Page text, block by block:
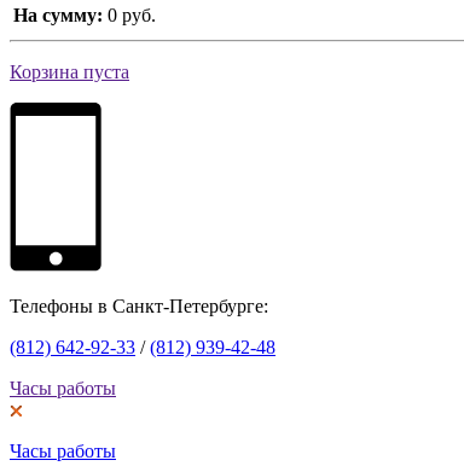
На сумму: 0 руб.
Корзина пуста
Телефоны в Санкт-Петербурге:
(812) 642-92-33 /(812) 939-42-48
Часы работы
Часы работы